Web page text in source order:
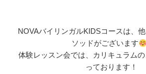
NOVAバイリンガルKIDSコースは、
ソッドがございます
体験レッスン会では、カリキュラム
っております！